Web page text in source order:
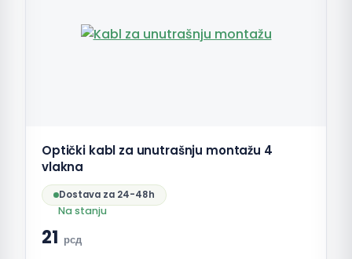
Optički kabl za unutrašnju montažu 4
vlakna
Dostava za 24-48h
Na stanju
21 рсд